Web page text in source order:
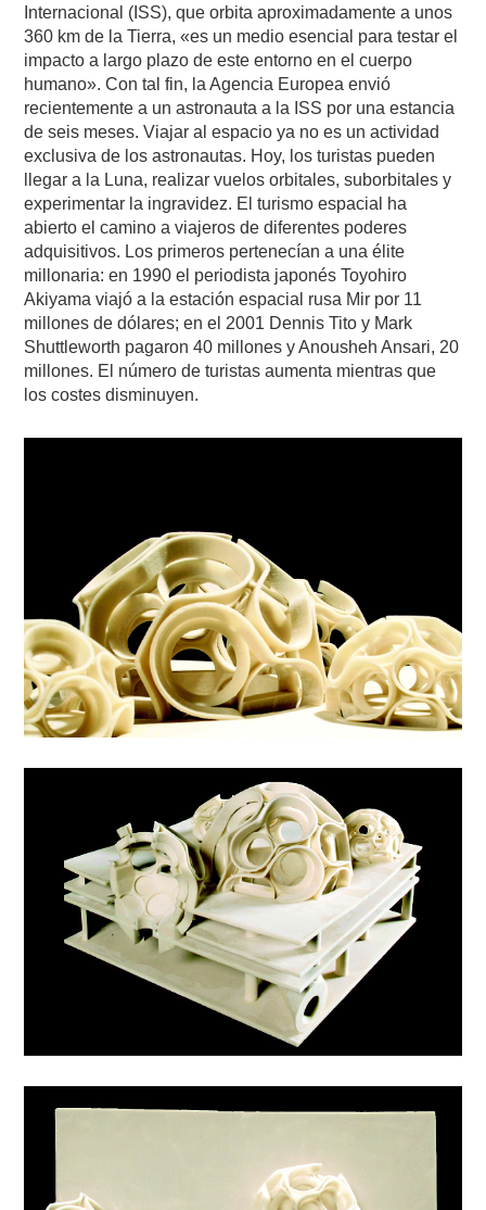
Internacional (ISS), que orbita aproximadamente a unos
360 km de la Tierra, «es un medio esencial para testar el
impacto a largo plazo de este entorno en el cuerpo
humano». Con tal fin, la Agencia Europea envió
recientemente a un astronauta a la ISS por una estancia
de seis meses. Viajar al espacio ya no es un actividad
exclusiva de los astronautas. Hoy, los turistas pueden
llegar a la Luna, realizar vuelos orbitales, suborbitales y
experimentar la ingravidez. El turismo espacial ha
abierto el camino a viajeros de diferentes poderes
adquisitivos. Los primeros pertenecían a una élite
millonaria: en 1990 el periodista japonés Toyohiro
Akiyama viajó a la estación espacial rusa Mir por 11
millones de dólares; en el 2001 Dennis Tito y Mark
Shuttleworth pagaron 40 millones y Anousheh Ansari, 20
millones. El número de turistas aumenta mientras que
los costes disminuyen.